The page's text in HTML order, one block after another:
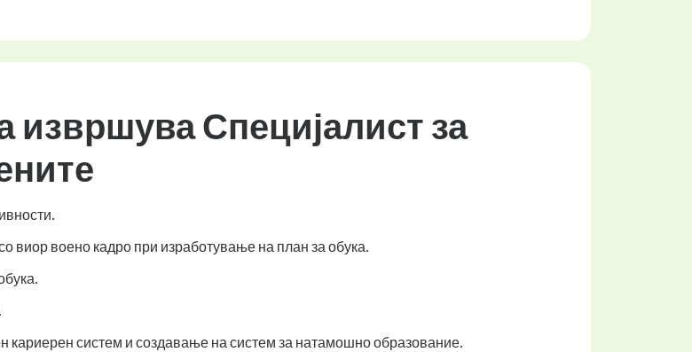
извршува Специјалист за
виор воено кадро при изработување на план за обука.
систем и создавање на систем за натамошно образование.